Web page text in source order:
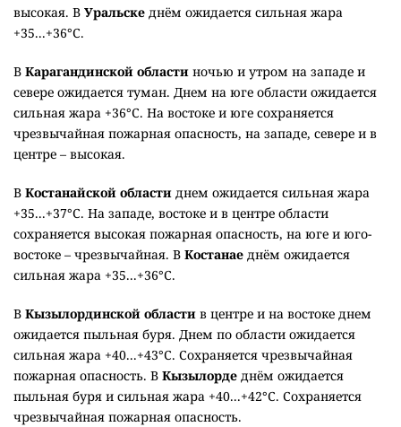
высокая. В Уральске днём ожидается сильная жара
+35...+36°C.
В Карагандинской области ночью и утром на западе и
севере ожидается туман. Днем на юге области ожидается
сильная жара +36°C. На востоке и юге сохраняется
чрезвычайная пожарная опасность, на западе, севере и в
центре – высокая.
В Костанайской области днем ожидается сильная жара
+35...+37°C. На западе, востоке и в центре области
сохраняется высокая пожарная опасность, на юге и юго-
востоке – чрезвычайная. В Костанае днём ожидается
сильная жара +35...+36°C.
В Кызылординской области в центре и на востоке днем
ожидается пыльная буря. Днем по области ожидается
сильная жара +40...+43°C. Сохраняется чрезвычайная
пожарная опасность. В Кызылорде днём ожидается
пыльная буря и сильная жара +40...+42°C. Сохраняется
чрезвычайная пожарная опасность.